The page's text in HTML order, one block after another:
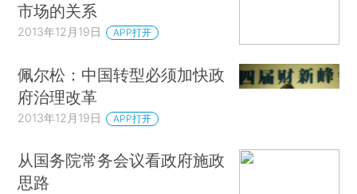
市场的关系
2013年12月19日 APP打开
佩尔松：中国转型必须加快政
府治理改革
2013年12月19日 APP打开
从国务院常务会议看政府施政
思路